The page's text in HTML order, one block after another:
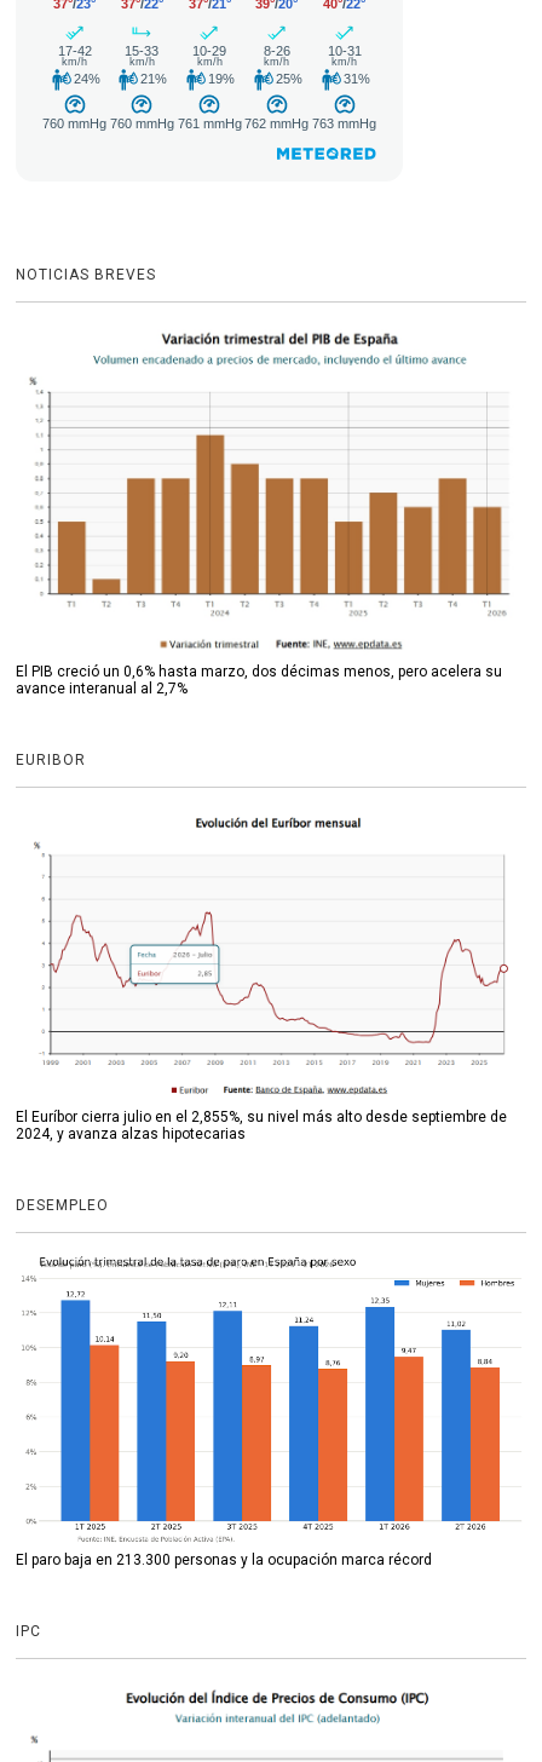
NOTICIAS BREVES
El PIB creció un 0,6% hasta marzo, dos décimas menos, pero acelera su
avance interanual al 2,7%
EURIBOR
El Euríbor cierra julio en el 2,855%, su nivel más alto desde septiembre de
2024, y avanza alzas hipotecarias
DESEMPLEO
El paro baja en 213.300 personas y la ocupación marca récord
IPC